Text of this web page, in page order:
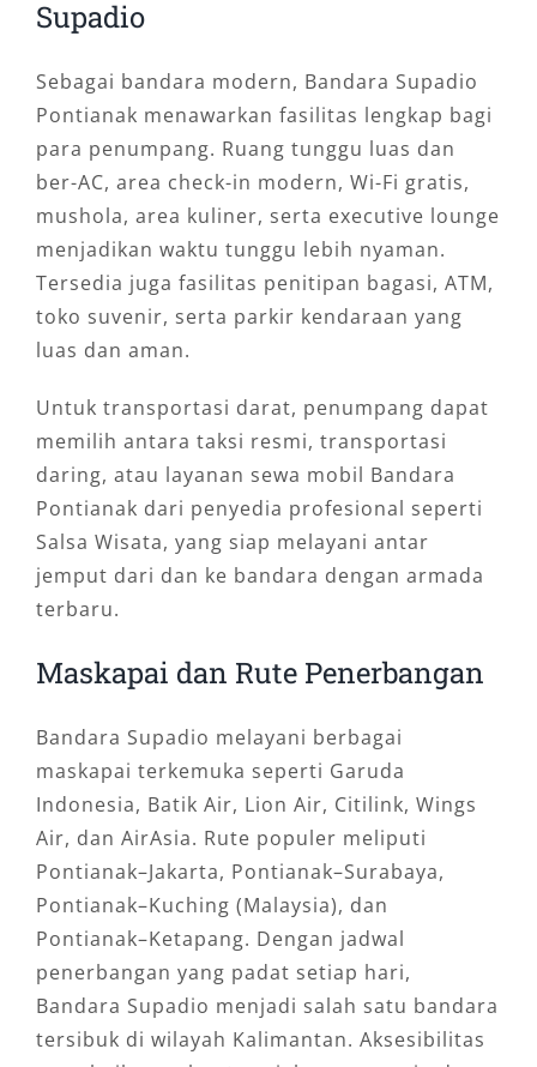
Supadio
Sebagai bandara modern, Bandara Supadio
Pontianak menawarkan fasilitas lengkap bagi
para penumpang. Ruang tunggu luas dan
ber-AC, area check-in modern, Wi-Fi gratis,
mushola, area kuliner, serta executive lounge
menjadikan waktu tunggu lebih nyaman.
Tersedia juga fasilitas penitipan bagasi, ATM,
toko suvenir, serta parkir kendaraan yang
luas dan aman.
Untuk transportasi darat, penumpang dapat
memilih antara taksi resmi, transportasi
daring, atau layanan sewa mobil Bandara
Pontianak dari penyedia profesional seperti
Salsa Wisata, yang siap melayani antar
jemput dari dan ke bandara dengan armada
terbaru.
Maskapai dan Rute Penerbangan
Bandara Supadio melayani berbagai
maskapai terkemuka seperti Garuda
Indonesia, Batik Air, Lion Air, Citilink, Wings
Air, dan AirAsia. Rute populer meliputi
Pontianak–Jakarta, Pontianak–Surabaya,
Pontianak–Kuching (Malaysia), dan
Pontianak–Ketapang. Dengan jadwal
penerbangan yang padat setiap hari,
Bandara Supadio menjadi salah satu bandara
tersibuk di wilayah Kalimantan. Aksesibilitas